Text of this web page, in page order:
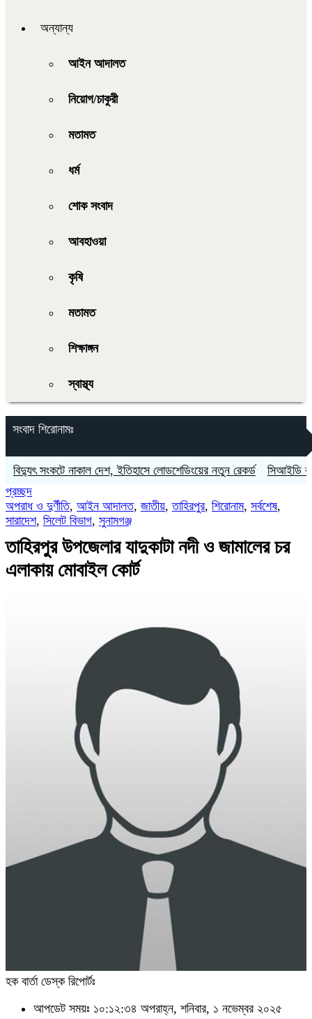
অন্যান্য
আইন আদালত
নিয়োগ/চাকুরী
মতামত
ধর্ম
শোক সংবাদ
আবহাওয়া
কৃষি
মতামত
শিক্ষাঙ্গন
স্বাস্থ্য
সংবাদ শিরোনামঃ
সংকটে নাকাল দেশ, ইতিহাসে লোডশেডিংয়ের নতুন রেকর্ড সিআইডি
প্রচ্ছদ
অপরাধ ও দুর্ণীতি, আইন আদালত, জাতীয়,তাহিরপুর, শিরোনাম, সর্বশেষ,
সারাদেশ, সিলেট বিভাগ, সুনামগঞ্জ
তাহিরপুর উপজেলার যাদুকাটা নদী ও জামালের চর
এলাকায় মোবাইল কোর্ট
হক বার্তা ডেস্ক রিপোর্টঃ
আপডেট সময়ঃ ১০:১২:৩৪ অপরাহ্ন, শনিবার, ১ নভেম্বর ২০২৫